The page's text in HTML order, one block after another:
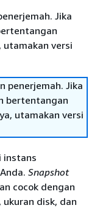
Jika
utamakan versi
penerjemah. Jika
bertentangan
utamakan versi
instans
Snapshot
cocok dengan
ukuran disk, dan